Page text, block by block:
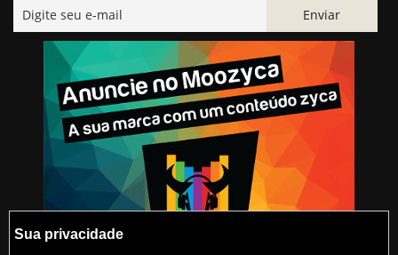
Sua privacidade